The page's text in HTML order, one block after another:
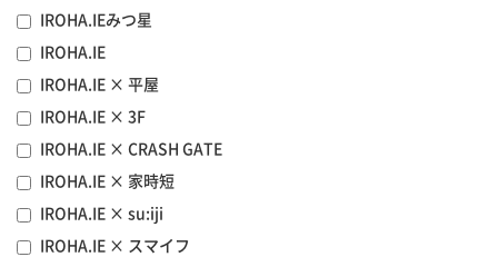
IROHA.IEみつ星
IROHA.IE
IROHA.IE × 平屋
IROHA.IE × 3F
IROHA.IE × CRASH GATE
IROHA.IE × 家時短
IROHA.IE × su:iji
IROHA.IE × スマイフ